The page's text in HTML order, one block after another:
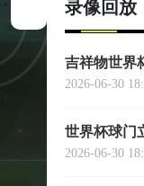
录像回放
吉祥物世界
2026-06-30
世界杯球门
2026-06-30